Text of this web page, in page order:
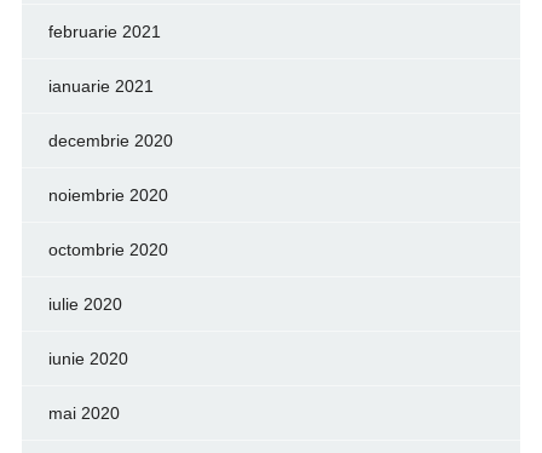
februarie 2021
ianuarie 2021
decembrie 2020
noiembrie 2020
octombrie 2020
iulie 2020
iunie 2020
mai 2020